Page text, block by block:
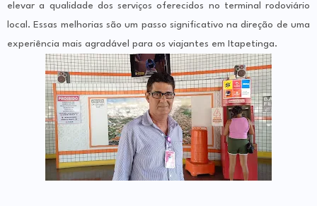
elevar a qualidade dos serviços oferecidos no terminal rodoviário
local. Essas melhorias são um passo significativo na direção de uma
experiência mais agradável para os viajantes em Itapetinga.